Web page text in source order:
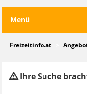
Menü
Freizeitinfo.at
Ihre Suche